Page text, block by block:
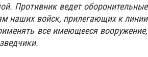
Противник ведет оборонительные
наших войск, прилегающих к линии
все имеющееся вооружение,